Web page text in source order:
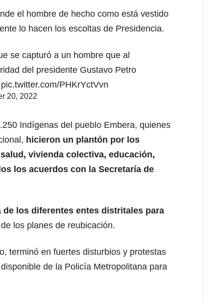
el hombre de hecho como está vestido
lo hacen los escoltas de Presidencia.
se capturó a un hombre que al
del presidente Gustavo Petro
pic.twitter.com/PHKrYctVvn
20, 2022
Indígenas del pueblo Embera, quienes
hicieron un plantón por los
vivienda colectiva, educación,
los acuerdos con la Secretaría de
los diferentes entes distritales para
de los planes de reubicación.
terminó en fuertes disturbios y protestas
de la Policía Metropolitana para